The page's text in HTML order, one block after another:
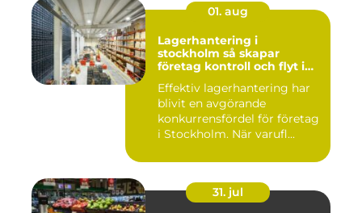
01. aug
Lagerhantering i
stockholm så skapar
företag kontroll och flyt i
Effektiv lagerhantering har
blivit en avgörande
konkurrensfördel för företag
i Stockholm. När varufl...
31. jul